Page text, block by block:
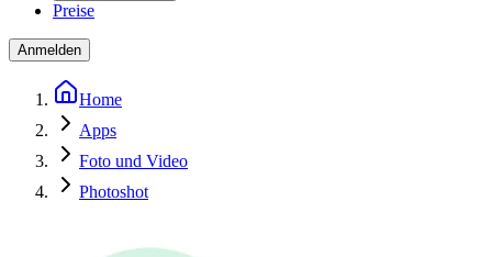
Preise
Anmelden
Home
Apps
Foto und Video
Photoshot